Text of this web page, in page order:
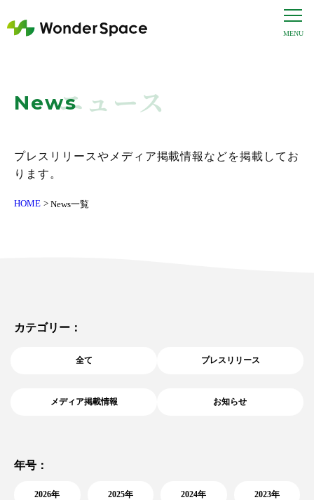
Newsニュース
プレスリリースやメディア掲載情報などを掲載してお
ります。
HOME News一覧
カテゴリー：
全て プレスリリース
メディア掲載情報 お知らせ
年号：
2026年 2025年 2024年 2023年